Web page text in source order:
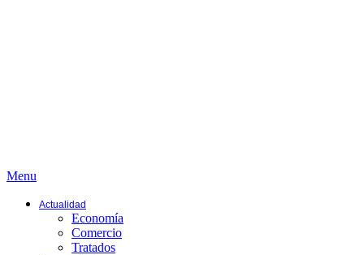
Menu
Actualidad
Economía
Comercio
Tratados